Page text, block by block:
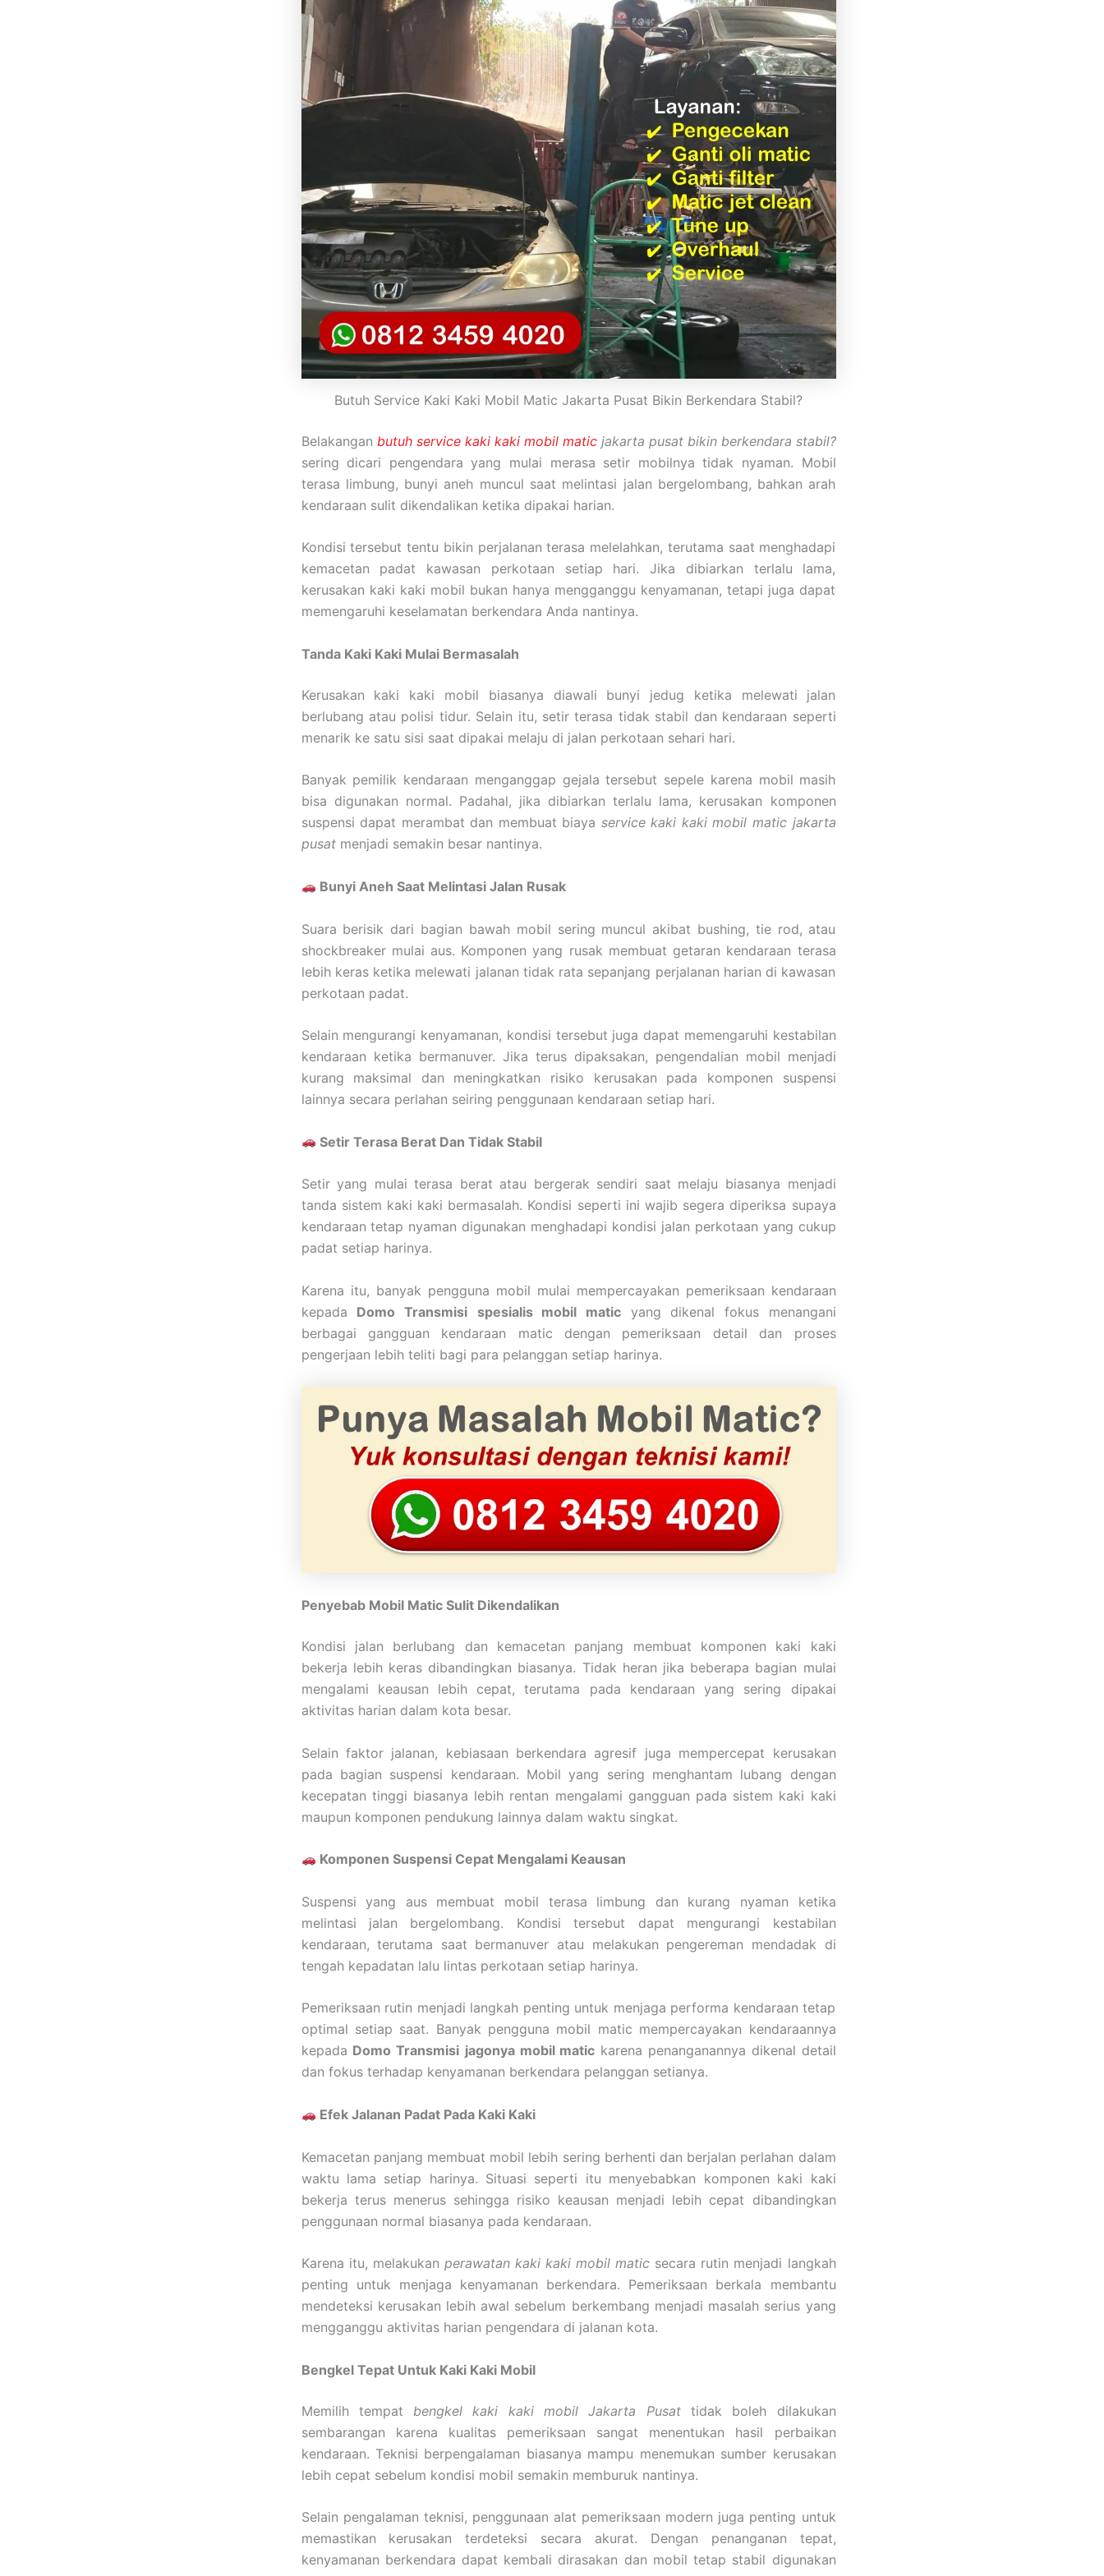
Butuh Service Kaki Kaki Mobil Matic Jakarta Pusat Bikin Berkendara Stabil?
Belakangan butuh service kaki kaki mobil maticjakarta pusat bikin berkendara stabil?
sering dicari pengendara yang mulai merasa setir mobilnya tidak nyaman. Mobil
terasa limbung, bunyi aneh muncul saat melintasi jalan bergelombang, bahkan arah
kendaraan sulit dikendalikan ketika dipakai harian.
Kondisi tersebut tentu bikin perjalanan terasa melelahkan, terutama saat menghadapi
kemacetan padat kawasan perkotaan setiap hari. Jika dibiarkan terlalu lama,
kerusakan kaki kaki mobil bukan hanya mengganggu kenyamanan, tetapi juga dapat
memengaruhi keselamatan berkendara Anda nantinya.
Tanda Kaki Kaki Mulai Bermasalah
Kerusakan kaki kaki mobil biasanya diawali bunyi jedug ketika melewati jalan
berlubang atau polisi tidur. Selain itu, setir terasa tidak stabil dan kendaraan seperti
menarik ke satu sisi saat dipakai melaju di jalan perkotaan sehari hari.
Banyak pemilik kendaraan menganggap gejala tersebut sepele karena mobil masih
bisa digunakan normal. Padahal, jika dibiarkan terlalu lama, kerusakan komponen
suspensi dapat merambat dan membuat biaya service kaki kaki mobil matic jakarta
pusatmenjadi semakin besar nantinya.
Bunyi Aneh Saat Melintasi Jalan Rusak
Suara berisik dari bagian bawah mobil sering muncul akibat bushing, tie rod, atau
shockbreaker mulai aus. Komponen yang rusak membuat getaran kendaraan terasa
lebih keras ketika melewati jalanan tidak rata sepanjang perjalanan harian di kawasan
perkotaan padat.
Selain mengurangi kenyamanan, kondisi tersebut juga dapat memengaruhi kestabilan
kendaraan ketika bermanuver. Jika terus dipaksakan, pengendalian mobil menjadi
kurang maksimal dan meningkatkan risiko kerusakan pada komponen suspensi
lainnya secara perlahan seiring penggunaan kendaraan setiap hari.
Setir Terasa Berat Dan Tidak Stabil
Setir yang mulai terasa berat atau bergerak sendiri saat melaju biasanya menjadi
tanda sistem kaki kaki bermasalah. Kondisi seperti ini wajib segera diperiksa supaya
kendaraan tetap nyaman digunakan menghadapi kondisi jalan perkotaan yang cukup
padat setiap harinya.
Karena itu, banyak pengguna mobil mulai mempercayakan pemeriksaan kendaraan
kepada Domo Transmisi spesialis mobil maticyang dikenal fokus menangani
berbagai gangguan kendaraan matic dengan pemeriksaan detail dan proses
pengerjaan lebih teliti bagi para pelanggan setiap harinya.
Penyebab Mobil Matic Sulit Dikendalikan
Kondisi jalan berlubang dan kemacetan panjang membuat komponen kaki kaki
bekerja lebih keras dibandingkan biasanya. Tidak heran jika beberapa bagian mulai
mengalami keausan lebih cepat, terutama pada kendaraan yang sering dipakai
aktivitas harian dalam kota besar.
Selain faktor jalanan, kebiasaan berkendara agresif juga mempercepat kerusakan
pada bagian suspensi kendaraan. Mobil yang sering menghantam lubang dengan
kecepatan tinggi biasanya lebih rentan mengalami gangguan pada sistem kaki kaki
maupun komponen pendukung lainnya dalam waktu singkat.
Komponen Suspensi Cepat Mengalami Keausan
Suspensi yang aus membuat mobil terasa limbung dan kurang nyaman ketika
melintasi jalan bergelombang. Kondisi tersebut dapat mengurangi kestabilan
kendaraan, terutama saat bermanuver atau melakukan pengereman mendadak di
tengah kepadatan lalu lintas perkotaan setiap harinya.
Pemeriksaan rutin menjadi langkah penting untuk menjaga performa kendaraan tetap
optimal setiap saat. Banyak pengguna mobil matic mempercayakan kendaraannya
kepada Domo Transmisi jagonya mobil matic karena penanganannya dikenal detail
dan fokus terhadap kenyamanan berkendara pelanggan setianya.
Efek Jalanan Padat Pada Kaki Kaki
Kemacetan panjang membuat mobil lebih sering berhenti dan berjalan perlahan dalam
waktu lama setiap harinya. Situasi seperti itu menyebabkan komponen kaki kaki
bekerja terus menerus sehingga risiko keausan menjadi lebih cepat dibandingkan
penggunaan normal biasanya pada kendaraan.
Karena itu, melakukan perawatan kaki kaki mobil matic secara rutin menjadi langkah
penting untuk menjaga kenyamanan berkendara. Pemeriksaan berkala membantu
mendeteksi kerusakan lebih awal sebelum berkembang menjadi masalah serius yang
mengganggu aktivitas harian pengendara di jalanan kota.
Bengkel Tepat Untuk Kaki Kaki Mobil
Memilih tempat bengkel kaki kaki mobil Jakarta Pusattidak boleh dilakukan
sembarangan karena kualitas pemeriksaan sangat menentukan hasil perbaikan
kendaraan. Teknisi berpengalaman biasanya mampu menemukan sumber kerusakan
lebih cepat sebelum kondisi mobil semakin memburuk nantinya.
Selain pengalaman teknisi, penggunaan alat pemeriksaan modern juga penting untuk
memastikan kerusakan terdeteksi secara akurat. Dengan penanganan tepat,
kenyamanan berkendara dapat kembali dirasakan dan mobil tetap stabil digunakan